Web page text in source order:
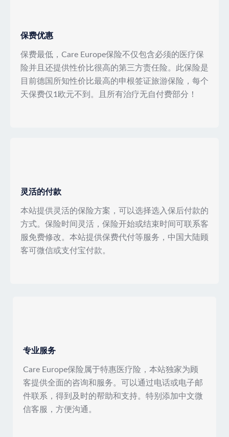
保费优惠
保费最低，Care Europe保险不仅包含必须的医疗保
险并且还提供性价比很高的第三方责任险。此保险是
目前德国所知性价比最高的申根签证旅游保险，每个
天保费仅1欧元不到。且所有治疗无自付费部分！
灵活的付款
本站提供灵活的保险方案，可以选择选入保后付款的
方式。保险时间灵活，保险开始或结束时间可联系客
服免费修改。本站提供保费代付等服务，中国大陆顾
客可微信或支付宝付款。
专业服务
Care Europe保险属于特惠医疗险，本站独家为顾
客提供全面的咨询和服务。可以通过电话或电子邮
件联系，得到及时的帮助和支持。特别添加中文微
信客服，方便沟通。